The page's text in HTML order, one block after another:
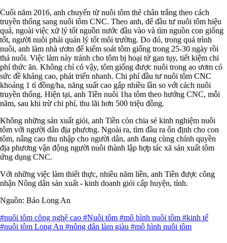
Cuối năm 2016, anh chuyển từ nuôi tôm thẻ chân trắng theo cách
truyền thống sang nuôi tôm CNC. Theo anh, để đầu tư nuôi tôm hiệu
quả, ngoài việc xử lý tốt nguồn nước đầu vào và tìm nguồn con giống
tốt, người nuôi phải quản lý tốt môi trường. Do đó, trong quá trình
nuôi, anh làm nhà ươm để kiểm soát tôm giống trong 25-30 ngày rồi
thả nuôi. Việc làm này tránh cho tôm bị hoại tử gan tụy, tiết kiệm chi
phí thức ăn. Không chỉ có vậy, tôm giống được nuôi trong ao ươm có
sức đề kháng cao, phát triển nhanh. Chi phí đầu tư nuôi tôm CNC
khoảng 1 tỉ đồng/ha, năng suất cao gấp nhiều lần so với cách nuôi
truyền thống. Hiện tại, anh Tiền nuôi 1ha tôm theo hướng CNC, mỗi
năm, sau khi trừ chi phí, thu lãi hơn 500 triệu đồng.
Không những sản xuất giỏi, anh Tiền còn chia sẻ kinh nghiệm nuôi
tôm với người dân địa phương. Ngoài ra, tìm đầu ra ổn định cho con
tôm, nâng cao thu nhập cho người dân, anh đang cùng chính quyền
địa phương vận động người nuôi thành lập hợp tác xã sản xuất tôm
ứng dụng CNC.
Với những việc làm thiết thực, nhiều năm liền, anh Tiền được công
nhận Nông dân sản xuất - kinh doanh giỏi cấp huyện, tỉnh.
Nguồn: Báo Long An
#nuôi tôm công nghệ cao #Nuôi tôm #mô hình nuôi tôm #kinh tế
#nuôi tôm Long An #nông dân làm giàu #mô hình nuôi tôm